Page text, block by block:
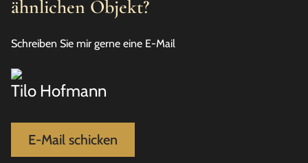
ähnlichen Objekt?
Schreiben Sie mir gerne eine E-Mail
Tilo Hofmann
E-Mail schicken